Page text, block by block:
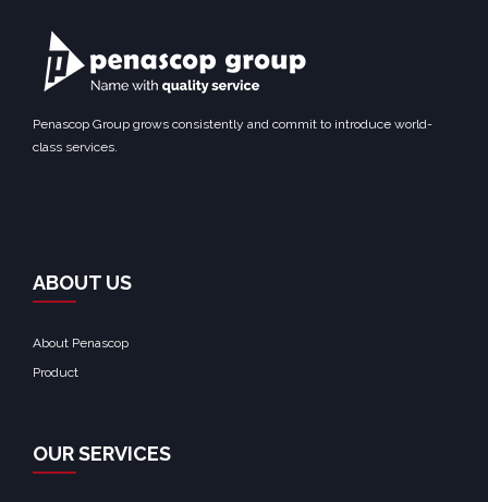
Penascop Group grows consistently and commit to introduce world-
class services.
ABOUT US
About Penascop
Product
OUR SERVICES